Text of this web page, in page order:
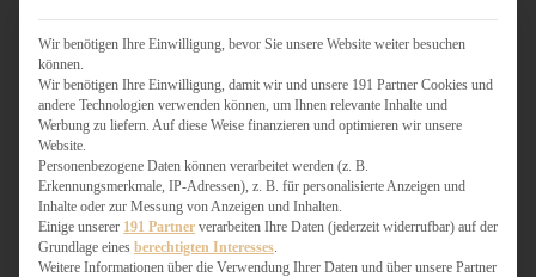
LOW CARB & GESÜNDER
MY AMERICAN BAKERY
SCHOKOLADIGES
SÜSSES HAUPTGERICHT
TÖRTCHEN
VEGAN SÜSS
WEIHNACHTSBÄCKEREI
Wir benötigen Ihre Einwilligung, bevor Sie unsere Website weiter besuchen
können.
Wir benötigen Ihre Einwilligung, damit wir und unsere 191 Partner Cookies und
andere Technologien verwenden können, um Ihnen relevante Inhalte und
Werbung zu liefern. Auf diese Weise finanzieren und optimieren wir unsere
Website.
Personenbezogene Daten können verarbeitet werden (z. B.
Erkennungsmerkmale, IP-Adressen), z. B. für personalisierte Anzeigen und
Inhalte oder zur Messung von Anzeigen und Inhalten.
Einige unserer 191 Partner verarbeiten Ihre Daten (jederzeit widerrufbar) auf der
Grundlage eines berechtigten Interesses
Weitere Informationen über die Verwendung Ihrer Daten und über unsere Partner